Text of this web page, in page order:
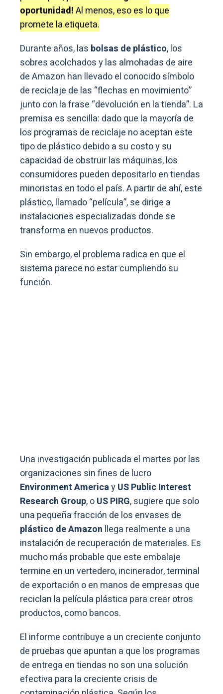
oportunidad!Al menos, eso es lo que
promete la etiqueta.
Durante años, las bolsas de plástico, los
sobres acolchados y las almohadas de aire
de Amazon han llevado el conocido símbolo
de reciclaje de las “flechas en movimiento”
junto con la frase “devolución en la tienda”. La
premisa es sencilla: dado que la mayoría de
los programas de reciclaje no aceptan este
tipo de plástico debido a su costo y su
capacidad de obstruir las máquinas, los
consumidores pueden depositarlo en tiendas
minoristas en todo el país. A partir de ahí, este
plástico, llamado “película”, se dirige a
instalaciones especializadas donde se
transforma en nuevos productos.
Sin embargo, el problema radica en que el
sistema parece no estar cumpliendo su
función.
Una investigación publicada el martes por las
organizaciones sin fines de lucro
Environment AmericayUS Public Interest
Research Group, oUS PIRG, sugiere que solo
una pequeña fracción de los envases de
plástico de Amazon llega realmente a una
instalación de recuperación de materiales. Es
mucho más probable que este embalaje
termine en un vertedero, incinerador, terminal
de exportación o en manos de empresas que
reciclan la película plástica para crear otros
productos, como bancos.
El informe contribuye a un creciente conjunto
de pruebas que apuntan a que los programas
de entrega en tiendas no son una solución
efectiva para la creciente crisis de